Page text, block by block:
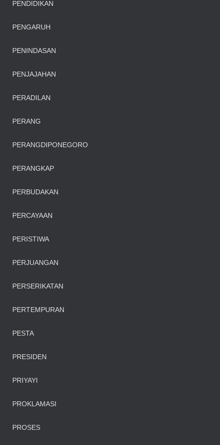
PENDIDIKAN
PENGARUH
PENINDASAN
PENJAJAHAN
PERADILAN
PERANG
PERANGDIPONEGORO
PERANGKAP
PERBUDAKAN
PERCAYAAN
PERISTIWA
PERJUANGAN
PERSERIKATAN
PERTEMPURAN
PESTA
PRESIDEN
PRIYAYI
PROKLAMASI
PROSES